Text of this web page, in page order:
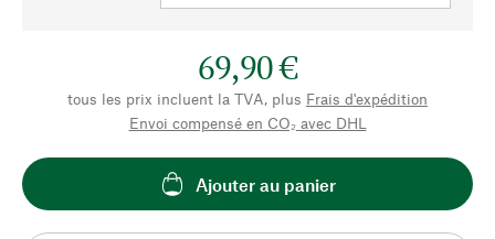
69,90 €
tous les prix incluent la TVA, plus Frais d'expédition
Envoi compensé en CO₂ avec DHL
Ajouter au panier